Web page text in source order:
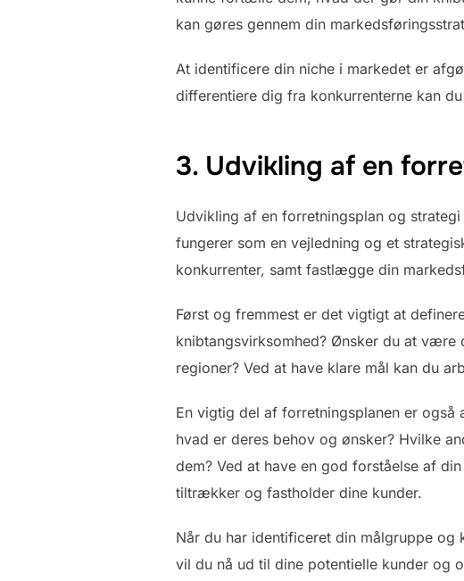
kan gøres gennem din
At identificere din niche i markedet er
differentiere dig fra konkurrenterne kan
3. Udvikling af en
Udvikling af en forretningsplan og
fungerer som en vejledning og et
konkurrenter, samt fastlægge din
Først og fremmest er det vigtigt at
knibtangsvirksomhed? Ønsker du at
regioner? Ved at have klare mål kan du
En vigtig del af forretningsplanen er
hvad er deres behov og ønsker? Hvilke
dem? Ved at have en god forståelse af
tiltrækker og fastholder dine kunder.
Når du har identificeret din målgruppe
vil du nå ud til dine potentielle kunder og